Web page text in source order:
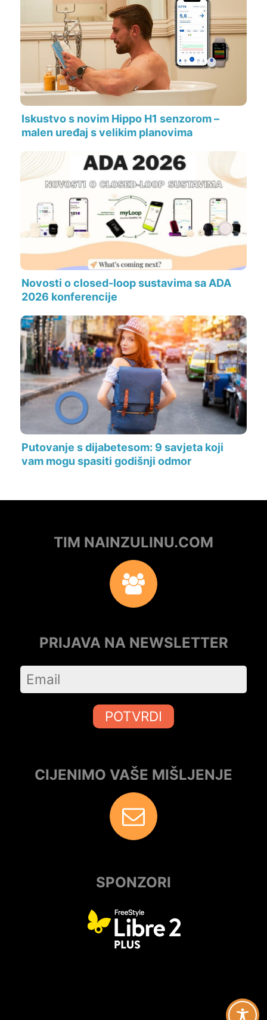
Iskustvo s novim Hippo H1 senzorom –
malen uređaj s velikim planovima
Novosti o closed-loop sustavima sa ADA
2026 konferencije
Putovanje s dijabetesom: 9 savjeta koji
vam mogu spasiti godišnji odmor
TIM NAINZULINU.COM
PRIJAVA NA NEWSLETTER
POTVRDI
CIJENIMO VAŠE MIŠLJENJE
SPONZORI